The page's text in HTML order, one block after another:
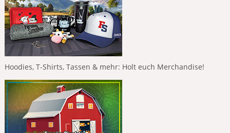
Hoodies, T-Shirts, Tassen & mehr: Holt euch Merchandise!